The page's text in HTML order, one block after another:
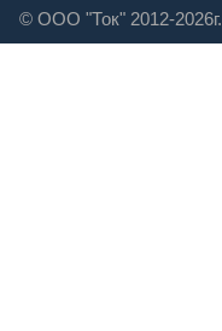
© ООО "Ток" 2012-2026г.